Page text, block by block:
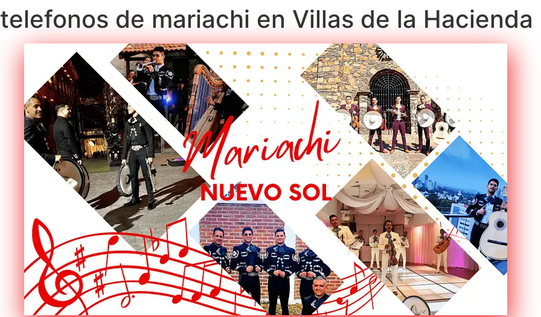
telefonos de mariachi en Villas de la Hacienda